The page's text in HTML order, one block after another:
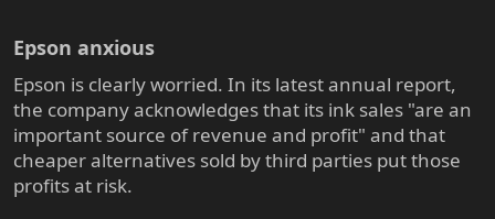
Epson anxious​
Epson is clearly worried. In its latest annual report,
the company acknowledges that its ink sales "are an
important source of revenue and profit" and that
cheaper alternatives sold by third parties put those
profits at risk.